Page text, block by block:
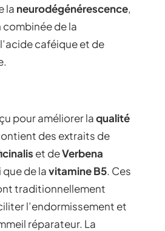
la neurodégénérescence,
combinée de la
caféique et de
pour améliorer laqualité
des extraits de
et deVerbena
que de lavitamine B5. Ces
traditionnellement
l’endormissement et
réparateur. La